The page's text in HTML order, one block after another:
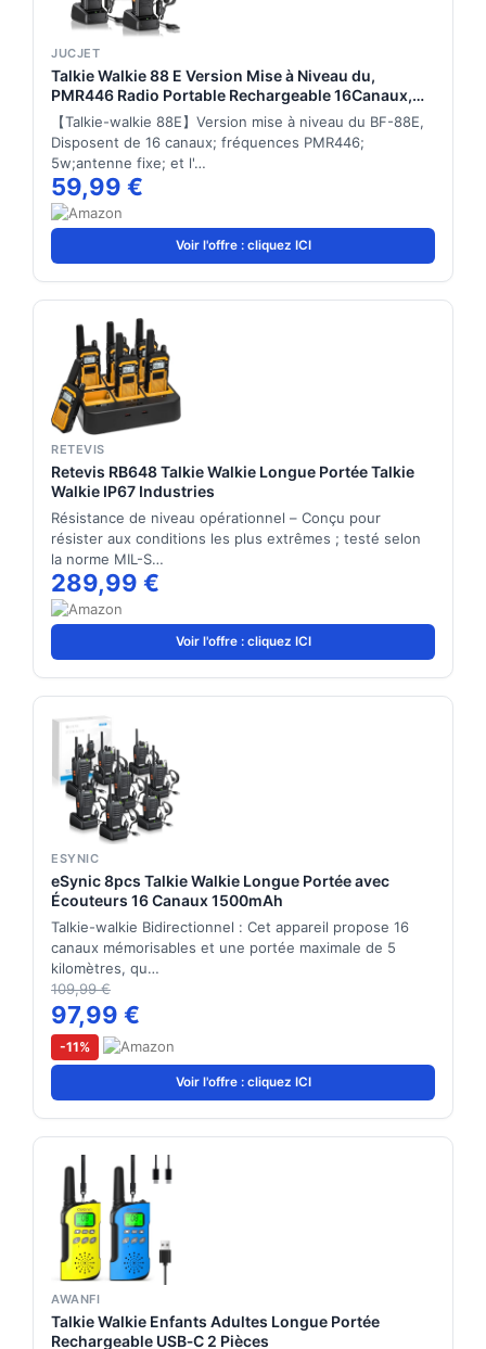
JUCJET
Talkie Walkie 88 E Version Mise à Niveau du,
PMR446 Radio Portable Rechargeable 16Canaux,
Alarme Clignotante, TOT, VOX, avec des écouteurs
Originaux et Station de Charge USB (4 pièces)
【Talkie-walkie 88E】Version mise à niveau du BF-88E,
Disposent de 16 canaux; fréquences PMR446;
5w;antenne fixe; et l'…
59,99 €
Voir l'offre : cliquez ICI
RETEVIS
Retevis RB648 Talkie Walkie Longue Portée Talkie
Walkie IP67 Industries
Résistance de niveau opérationnel – Conçu pour
résister aux conditions les plus extrêmes ; testé selon
la norme MIL-S…
289,99 €
Voir l'offre : cliquez ICI
ESYNIC
eSynic 8pcs Talkie Walkie Longue Portée avec
Écouteurs 16 Canaux 1500mAh
Talkie-walkie Bidirectionnel : Cet appareil propose 16
canaux mémorisables et une portée maximale de 5
kilomètres, qu…
109,99 €
97,99 €
-11%
Voir l'offre : cliquez ICI
AWANFI
Talkie Walkie Enfants Adultes Longue Portée
Rechargeable USB‑C 2 Pièces